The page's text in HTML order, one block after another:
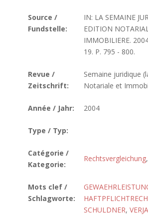
Source /
Fundstelle:
IN: LA SEMAINE
EDITION
IMMOBILIERE.
19. P. 795 - 800.
Revue /
Zeitschrift:
Semaine juridique
Notariale et
Année / Jahr: 2004
Type / Typ:
Catégorie /
Kategorie:
Rechtsvergleichung,
Mots clef /
Schlagworte:
SCHULDNER,